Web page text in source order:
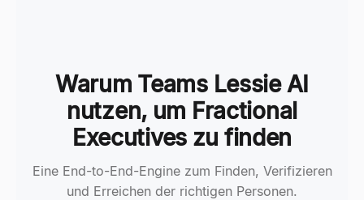
Warum Teams Lessie AI
nutzen, um Fractional
Executives zu finden
Eine End-to-End-Engine zum Finden, Verifizieren
und Erreichen der richtigen Personen.